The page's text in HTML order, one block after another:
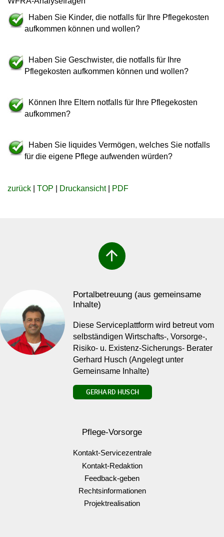
Haben Sie Kinder, die notfalls für Ihre Pflegekosten
aufkommen können und wollen?
Haben Sie Geschwister, die notfalls für Ihre
Pflegekosten aufkommen können und wollen?
Können Ihre Eltern notfalls für Ihre Pflegekosten
aufkommen?
Haben Sie liquides Vermögen, welches Sie notfalls
für die eigene Pflege aufwenden würden?
zurück TOP Druckansicht| PDF
arrow_upward
Portalbetreuung (aus gemeinsame
Inhalte)
Diese Serviceplattform wird betreut vom
selbständigen Wirtschafts-, Vorsorge-,
Risiko- u. Existenz-Sicherungs- Berater
Gerhard Husch (Angelegt unter
Gemeinsame Inhalte)
GERHARD HUSCH
Pflege-Vorsorge
Kontakt-Servicezentrale
Kontakt-Redaktion
Feedback-geben
Rechtsinformationen
Projektrealisation